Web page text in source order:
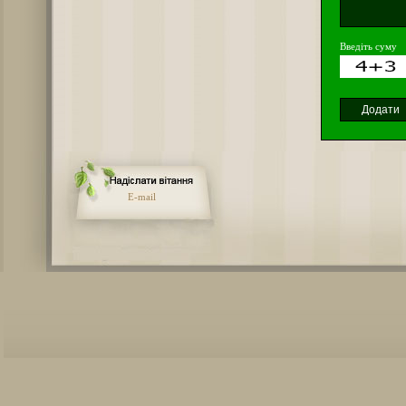
Введіть суму
E-mail